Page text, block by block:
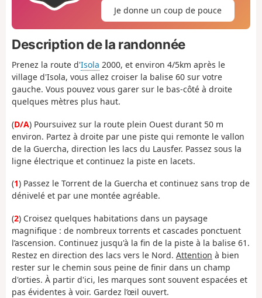
Je donne un coup de pouce
Description de la randonnée
Prenez la route d'Isola 2000, et environ 4/5km après le
village d'Isola, vous allez croiser la balise 60 sur votre
gauche. Vous pouvez vous garer sur le bas-côté à droite
quelques mètres plus haut.
(D/A) Poursuivez sur la route plein Ouest durant 50 m
environ. Partez à droite par une piste qui remonte le vallon
de la Guercha, direction les lacs du Lausfer. Passez sous la
ligne électrique et continuez la piste en lacets.
(1) Passez le Torrent de la Guercha et continuez sans trop de
dénivelé et par une montée agréable.
(2) Croisez quelques habitations dans un paysage
magnifique : de nombreux torrents et cascades ponctuent
l’ascension. Continuez jusqu'à la fin de la piste à la balise 61.
Restez en direction des lacs vers le Nord. Attention à bien
rester sur le chemin sous peine de finir dans un champ
d'orties. À partir d'ici, les marques sont souvent espacées et
pas évidentes à voir. Gardez l’œil ouvert.